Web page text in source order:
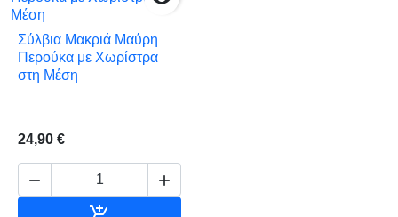
Σύλβια Μακριά Μαύρη
Περούκα με Χωρίστρα
στη Μέση
24,90 €
 